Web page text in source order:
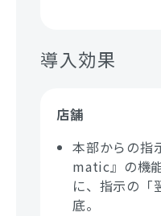
導入効果
店舗
本部からの指
matic』の機
に、指示の「
底。